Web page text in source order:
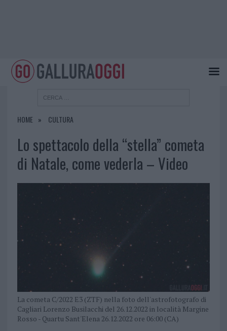
HOME CULTURA
Lo spettacolo della “stella” cometa
di Natale, come vederla – Video
La cometa C/2022 E3 (ZTF) nella foto dell'astrofotografo di
Cagliari Lorenzo Busilacchi del 26.12.2022 in località Margine
Rosso - Quartu Sant'Elena 26.12.2022 ore 06:00 (CA)